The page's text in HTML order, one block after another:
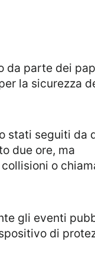
la sicurezza
due ore, ma
o
di